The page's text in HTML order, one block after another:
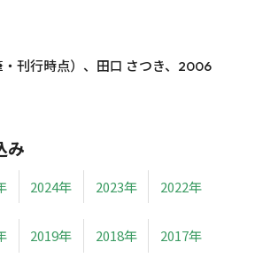
・刊行時点）、田口 さつき、2006
み
2024年 2023年 2022年
2019年 2018年 2017年